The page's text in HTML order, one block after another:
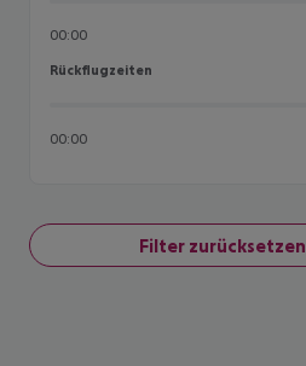
00:00
Rückflugzeiten
Rückflugzeiten
00:00
Filter zurücksetzen